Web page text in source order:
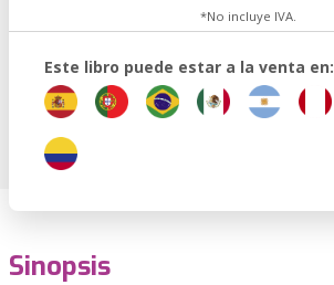
*No incluye IVA.
Este libro puede estar a la venta en:
Sinopsis